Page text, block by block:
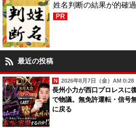
姓名判断の結果が的確
PR
最近の投稿
2026年8月7日（金）AM 0:28
長州小力が西口プロレスに
で物議。無免許運転・信号
に戻る